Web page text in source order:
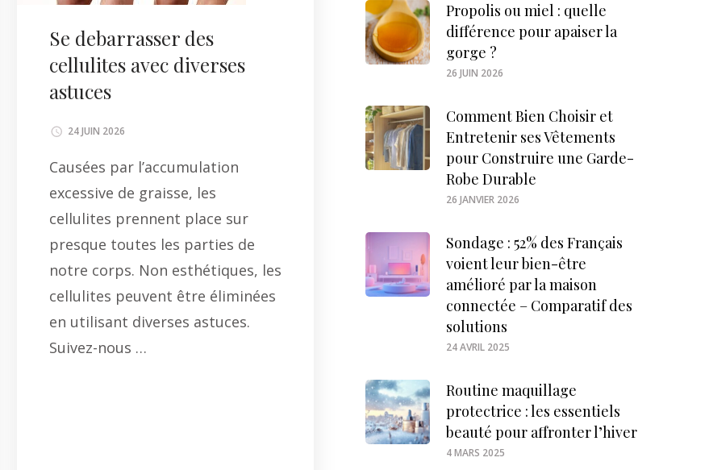
Se debarrasser des
cellulites avec diverses
astuces
24 JUIN 2026
Causées par l’accumulation
excessive de graisse, les
cellulites prennent place sur
presque toutes les parties de
notre corps. Non esthétiques, les
cellulites peuvent être éliminées
en utilisant diverses astuces.
Suivez-nous …
Propolis ou miel : quelle
différence pour apaiser la
gorge ?
26 JUIN 2026
Comment Bien Choisir et
Entretenir ses Vêtements
pour Construire une Garde-
Robe Durable
26 JANVIER 2026
Sondage : 52% des Français
voient leur bien-être
amélioré par la maison
connectée – Comparatif des
solutions
24 AVRIL 2025
Routine maquillage
protectrice : les essentiels
beauté pour affronter l’hiver
4 MARS 2025